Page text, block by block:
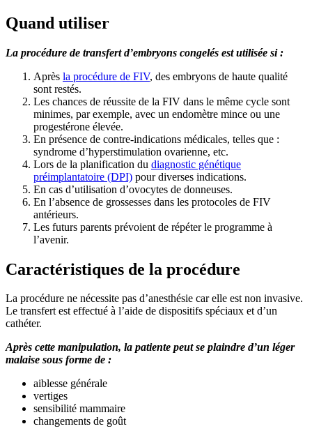
Quand utiliser
La procédure de transfert d’embryons congelés est utilisée si :
Après la procédure de FIV, des embryons de haute qualité
sont restés.
Les chances de réussite de la FIV dans le même cycle sont
minimes, par exemple, avec un endomètre mince ou une
progestérone élevée.
En présence de contre-indications médicales, telles que :
syndrome d’hyperstimulation ovarienne, etc.
Lors de la planification du diagnostic génétique
préimplantatoire (DPI) pour diverses indications.
En cas d’utilisation d’ovocytes de donneuses.
En l’absence de grossesses dans les protocoles de FIV
antérieurs.
Les futurs parents prévoient de répéter le programme à
l’avenir.
Caractéristiques de la procédure
La procédure ne nécessite pas d’anesthésie car elle est non invasive.
Le transfert est effectué à l’aide de dispositifs spéciaux et d’un
cathéter.
Après cette manipulation, la patiente peut se plaindre d’un léger
malaise sous forme de :
aiblesse générale
vertiges
sensibilité mammaire
changements de goût